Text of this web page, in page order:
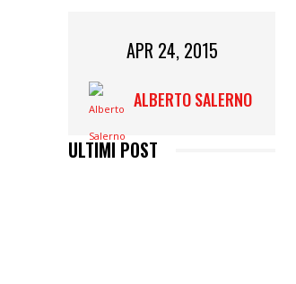
APR 24, 2015
ALBERTO SALERNO
ULTIMI POST